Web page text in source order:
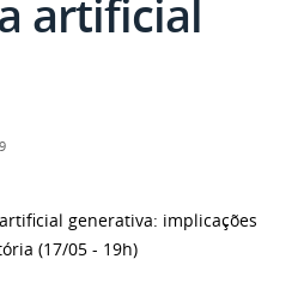
artificial
generativa: implicações
(17/05 - 19h)